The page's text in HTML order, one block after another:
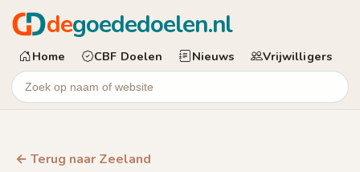
degoededoelen.nl
Home CBF Doelen Nieuws Vrijwilligers
← Terug naar Zeeland